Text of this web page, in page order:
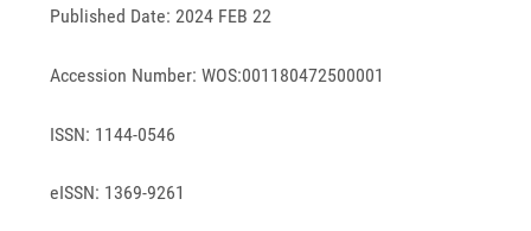
Published Date: 2024 FEB 22
Accession Number: WOS:001180472500001
ISSN: 1144-0546
eISSN: 1369-9261